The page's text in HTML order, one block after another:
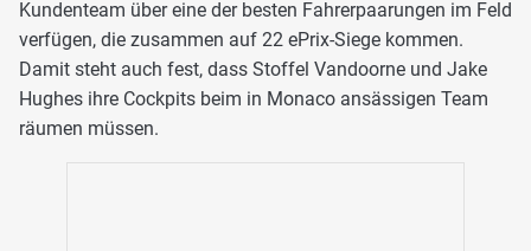
Kundenteam über eine der besten Fahrerpaarungen im Feld
verfügen, die zusammen auf 22 ePrix-Siege kommen.
Damit steht auch fest, dass Stoffel Vandoorne und Jake
Hughes ihre Cockpits beim in Monaco ansässigen Team
räumen müssen.